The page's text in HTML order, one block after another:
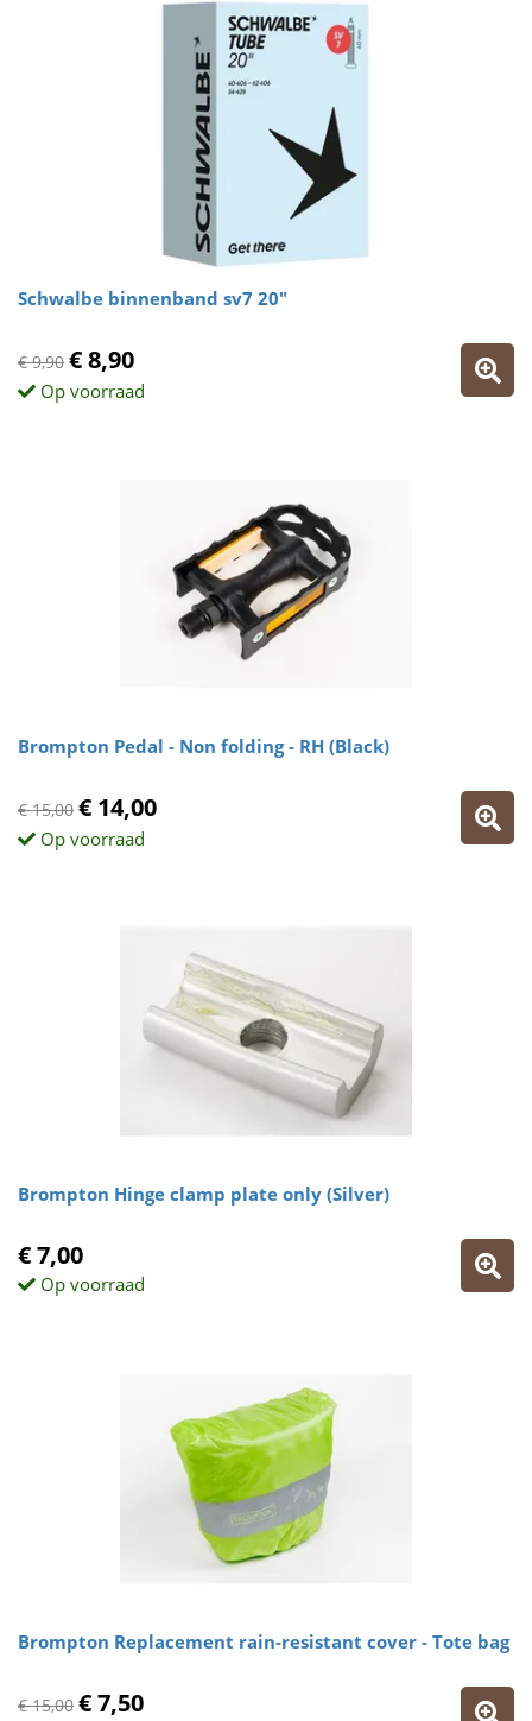
Schwalbe binnenband sv7 20"
€ 9,90 € 8,90
Op voorraad
Brompton Pedal - Non folding - RH (Black)
€ 15,00 € 14,00
Op voorraad
Brompton Hinge clamp plate only (Silver)
€ 7,00
Op voorraad
Brompton Replacement rain-resistant cover - Tote bag
€ 15,00 € 7,50